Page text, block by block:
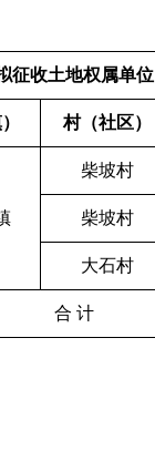
征收土地权属单位
村（社区）
柴坡村
柴坡村
大石村
合 计